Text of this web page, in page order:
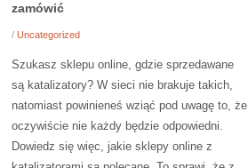
zamówić
/Uncategorized
Szukasz sklepu online, gdzie sprzedawane
są katalizatory? W sieci nie brakuje takich,
natomiast powinieneś wziąć pod uwagę to, że
oczywiście nie każdy będzie odpowiedni.
Dowiedz się więc, jakie sklepy online z